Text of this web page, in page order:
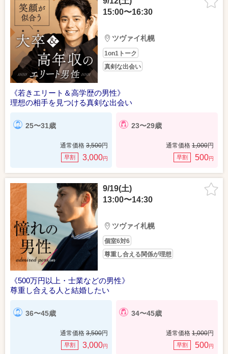
15:00〜16:30
ツヴァイ札幌
1on1トーク
真剣な出会い
《若きエリート＆高学歴の男性》
理想の相手を見つける真剣な出会い
25〜31歳
通常価格 3,500円
早割 3,000円
23〜29歳
通常価格 1,000円
早割 500円
9/19(土)
13:00〜14:30
ツヴァイ札幌
個室6対6
尊重し合える関係が理想
《500万円以上・士業などの男性》
尊重し合える人と結婚したい
36〜45歳
通常価格 3,500円
早割 3,000円
34〜45歳
通常価格 1,000円
早割 500円